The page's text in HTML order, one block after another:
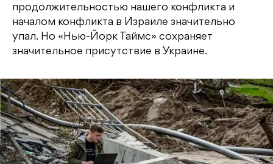
продолжительностью нашего конфликта и
началом конфликта в Израиле значительно
упал. Но «Нью-Йорк Таймс» сохраняет
значительное присутствие в Украине.